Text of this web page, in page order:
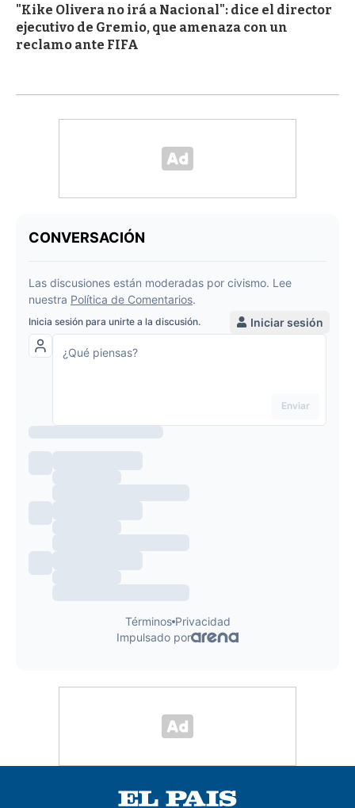
"Kike Olivera no irá a Nacional": dice el director
ejecutivo de Gremio, que amenaza con un
reclamo ante FIFA